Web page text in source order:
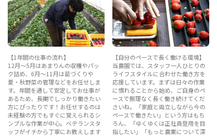
【1年間の仕事の流れ】
12月〜5月はあまりんの収穫やパッ
ク詰め、6月〜11月は苗づくりや
夏・秋野菜の管理などをお任せしま
す。年間を通して安定してお仕事が
あるため、長期でしっかり働きたい
方にぴったりです！お任せするのは
未経験の方でもすぐに覚えられるシ
ンプルな作業が中心。ベテランスタ
ッフがイチから丁寧にお教えします
【自分のペースで長く働ける環境】
当農園では、スタッフ一人ひとりの
ライフスタイルに合わせた働き方を
応援しています。まずは日々の作業
に慣れることから始め、ご自身のペ
ースで無理なく長く働き続けてくだ
さいね。「家庭と両立しながら今の
ペースで働きたい」という方はもち
ろん、「ゆくゆくは正社員登用を目
指したい」「もっと農業について深